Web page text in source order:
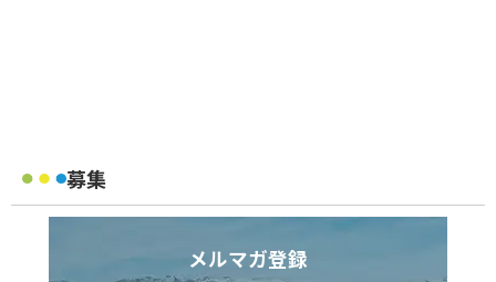
募集
メルマガ登録